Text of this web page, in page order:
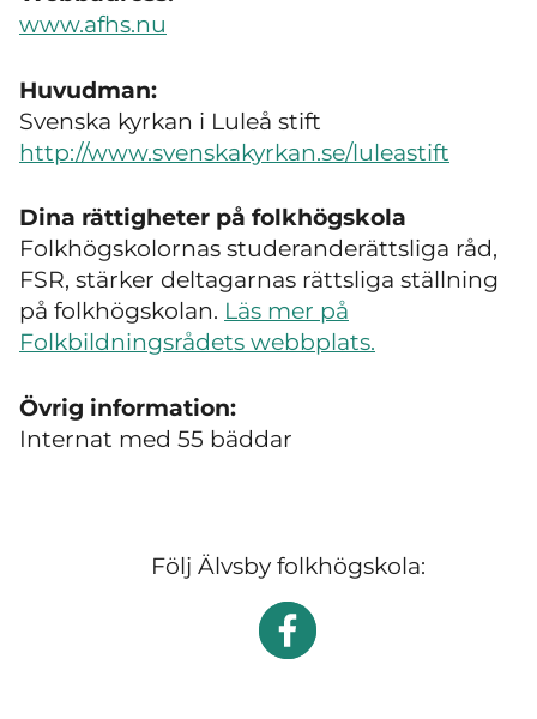
www.afhs.nu
Huvudman:
Svenska kyrkan i Luleå stift
http://www.svenskakyrkan.se/luleastift
Dina rättigheter på folkhögskola
Folkhögskolornas studeranderättsliga råd,
FSR, stärker deltagarnas rättsliga ställning
på folkhögskolan. Läs mer på
Folkbildningsrådets webbplats.
Övrig information:
Internat med 55 bäddar
Följ Älvsby folkhögskola: